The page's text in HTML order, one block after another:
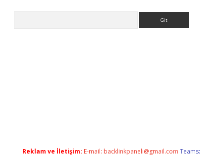
Reklam ve İletişim: E-mail: backlinkpaneli@gmail.com Teams: